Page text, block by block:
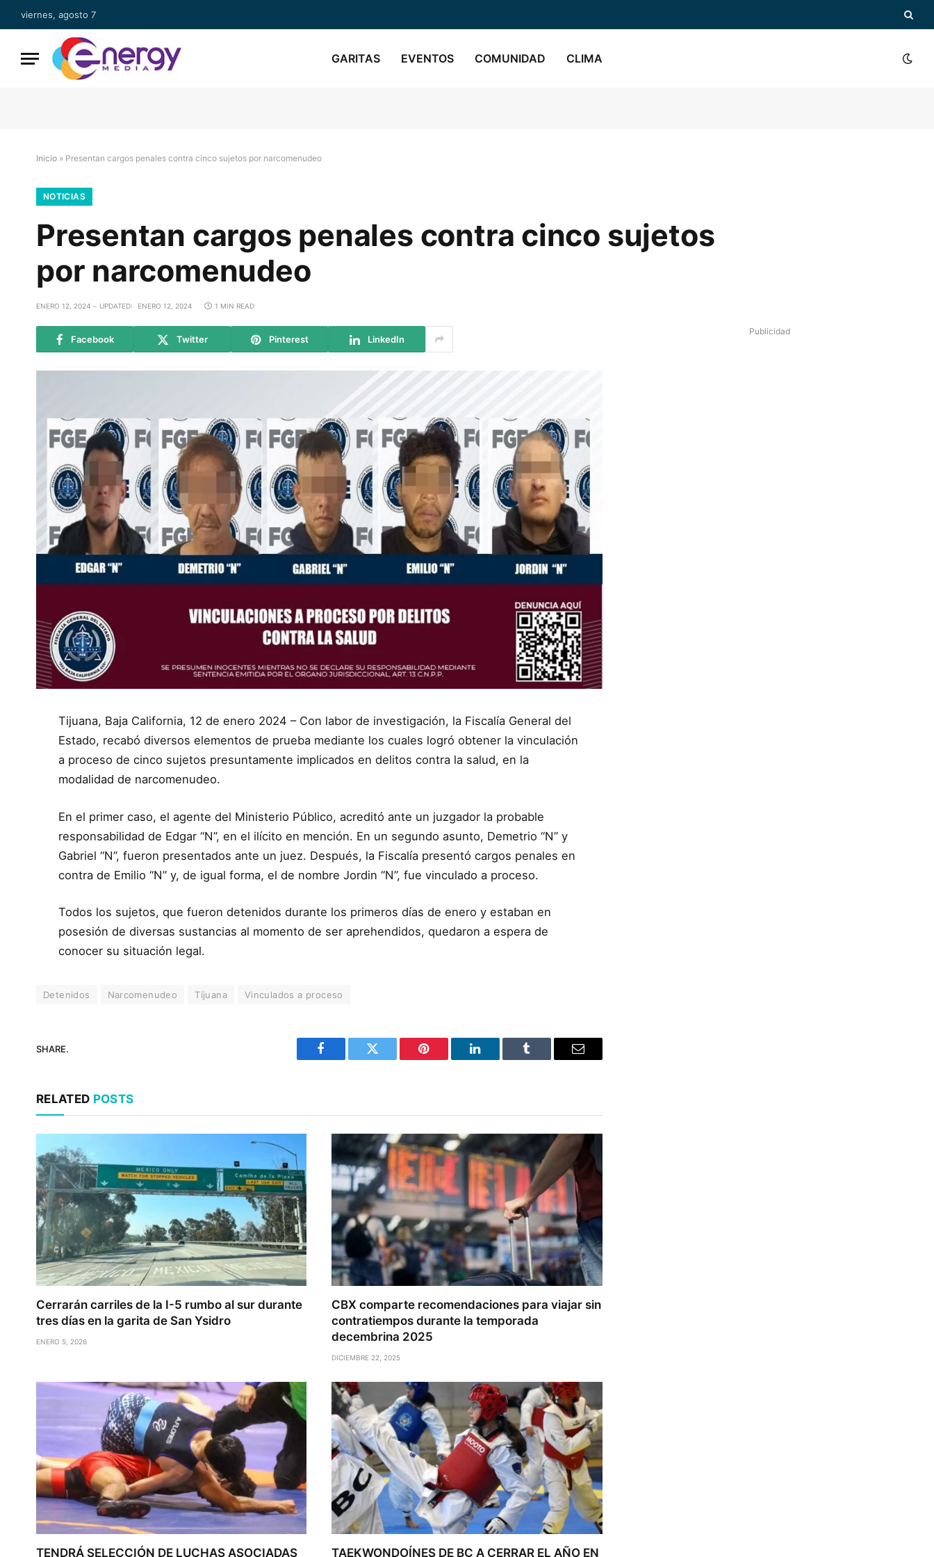
viernes, agosto 7
GARITAS EVENTOS COMUNIDAD CLIMA
Inicio » Presentan cargos penales contra cinco sujetos por narcomenudeo
NOTICIAS
Presentan cargos penales contra cinco sujetos
por narcomenudeo
ENERO 12, 2024 UPDATED: ENERO 12, 2024 1 MIN READ
Facebook Twitter Pinterest LinkedIn
Tijuana, Baja California, 12 de enero 2024 – Con labor de investigación, la Fiscalía General del
Estado, recabó diversos elementos de prueba mediante los cuales logró obtener la vinculación
a proceso de cinco sujetos presuntamente implicados en delitos contra la salud, en la
modalidad de narcomenudeo.
En el primer caso, el agente del Ministerio Público, acreditó ante un juzgador la probable
responsabilidad de Edgar “N”, en el ilícito en mención. En un segundo asunto, Demetrio “N” y
Gabriel “N”, fueron presentados ante un juez. Después, la Fiscalía presentó cargos penales en
contra de Emilio “N” y, de igual forma, el de nombre Jordin “N”, fue vinculado a proceso.
Todos los sujetos, que fueron detenidos durante los primeros días de enero y estaban en
posesión de diversas sustancias al momento de ser aprehendidos, quedaron a espera de
conocer su situación legal.
Detenidos Narcomenudeo Tijuana Vinculados a proceso
SHARE.
Facebook Twitter Pinterest LinkedIn Tumblr Email
RELATED POSTS
Cerrarán carriles de la I-5 rumbo al sur durante
tres días en la garita de San Ysidro
ENERO 5, 2026
CBX comparte recomendaciones para viajar sin
contratiempos durante la temporada
decembrina 2025
DICIEMBRE 22, 2025
TENDRÁ SELECCIÓN DE LUCHAS ASOCIADAS TAEKWONDOÍNES DE BC A CERRAR EL AÑO EN
Publicidad